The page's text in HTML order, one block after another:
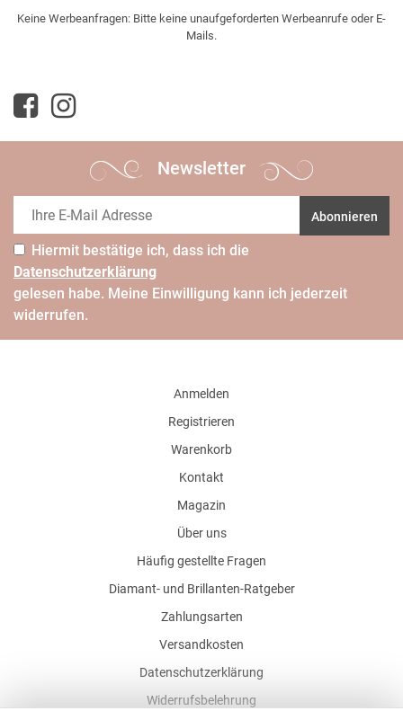
Keine Werbeanfragen: Bitte keine unaufgeforderten Werbeanrufe oder E-
Mails.
Newsletter
Abonnieren
Hiermit bestätige ich, dass ich die
Daten­schutz­erklärung
gelesen habe. Meine Einwilligung kann ich jederzeit
widerrufen.
Anmelden
Registrieren
Warenkorb
Kontakt
Magazin
Über uns
Häufig gestellte Fragen
Diamant- und Brillanten-Ratgeber
Zahlungsarten
Versandkosten
Datenschutzerklärung
Widerrufsbelehrung